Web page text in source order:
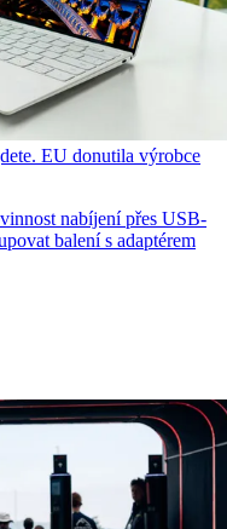
EU donutila výrobce
nabíjení přes USB-
balení s adaptérem